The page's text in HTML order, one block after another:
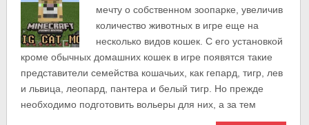
мечту о собственном зоопарке, увеличив
количество животных в игре еще на
несколько видов кошек. С его установкой
кроме обычных домашних кошек в игре появятся такие
представители семейства кошачьих, как гепард, тигр, лев
и львица, леопард, пантера и белый тигр. Но прежде
необходимо подготовить вольеры для них, а за тем